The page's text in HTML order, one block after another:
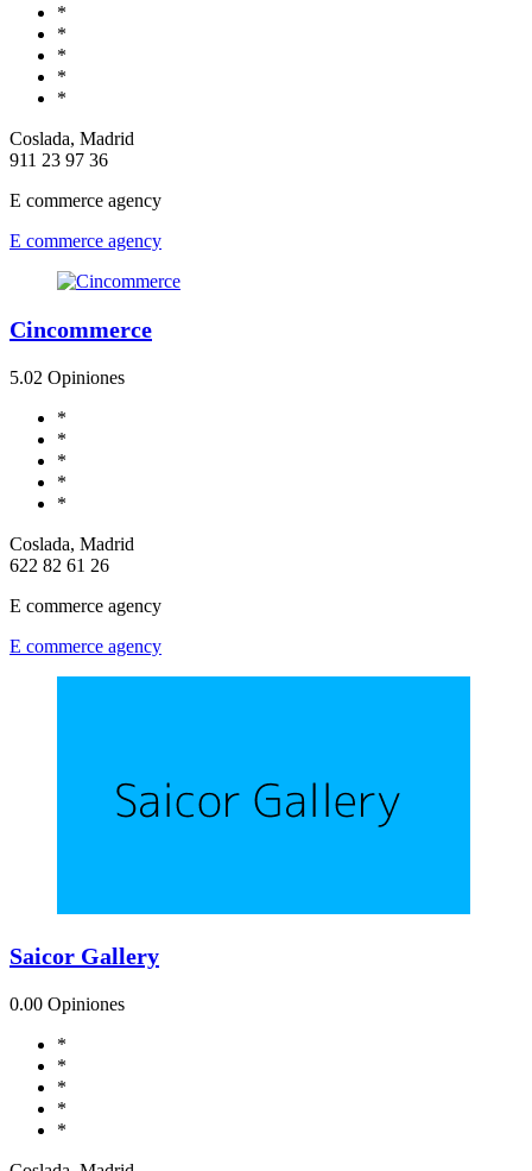
*
*
*
*
*
Coslada, Madrid
911 23 97 36
E commerce agency
E commerce agency
Cincommerce
5.02 Opiniones
*
*
*
*
*
Coslada, Madrid
622 82 61 26
E commerce agency
E commerce agency
Saicor Gallery
0.00 Opiniones
*
*
*
*
*